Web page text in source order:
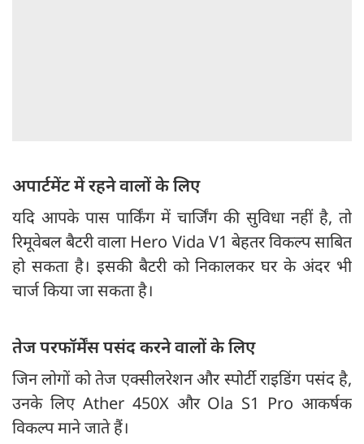
अपार्टमेंट में रहने वालों के लिए
यदि आपके पास पार्किंग में चार्जिंग की सुविधा नहीं है, तो
रिमूवेबल बैटरी वाला Hero Vida V1 बेहतर विकल्प साबित
हो सकता है। इसकी बैटरी को निकालकर घर के अंदर भी
चार्ज किया जा सकता है।
तेज परफॉर्मेंस पसंद करने वालों के लिए
जिन लोगों को तेज एक्सीलरेशन और स्पोर्टी राइडिंग पसंद है,
उनके लिए Ather 450X और Ola S1 Pro आकर्षक
विकल्प माने जाते हैं।